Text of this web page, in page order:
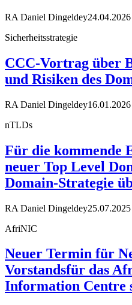
RA Daniel Dingeldey24.04.2026
Sicherheitsstrategie
CCC-Vortrag über
und Risiken des
RA Daniel Dingeldey16.01.2026
nTLDs
Für die kommende
neuer Top Level
Domain-Strategie
RA Daniel Dingeldey25.07.2025
AfriNIC
Neuer Termin für
Vorstandsfür das
Information Centre